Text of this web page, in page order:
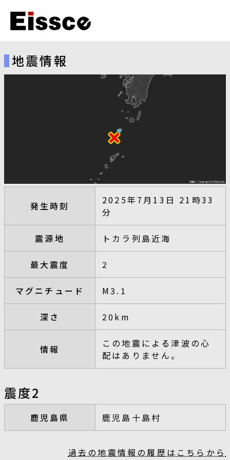
地震情報
発生時刻
2025年7月13日 21時33
分
震源地 トカラ列島近海
最大震度 2
マグニチュード M3.1
深さ 20km
情報
この地震による津波の心
配はありません。
震度2
鹿児島県 鹿児島十島村
過去の地震情報の履歴はこちらから